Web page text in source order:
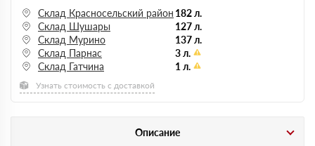
Склад Красносельский район 182 л.
Склад Шушары
127 л.
Склад Мурино
137 л.
Склад Парнас
3 л.
Склад Гатчина
1 л.
Узнать стоимость с доставкой
Описание